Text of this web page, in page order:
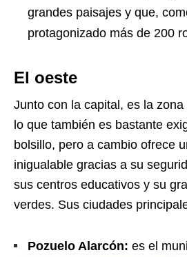
grandes paisajes y que,
protagonizado más de 200
El oeste
Junto con la capital, es la
lo que también es bastante
bolsillo, pero a cambio ofrece
inigualable gracias a su
sus centros educativos y su
verdes. Sus ciudades
Pozuelo Alarcón: es el